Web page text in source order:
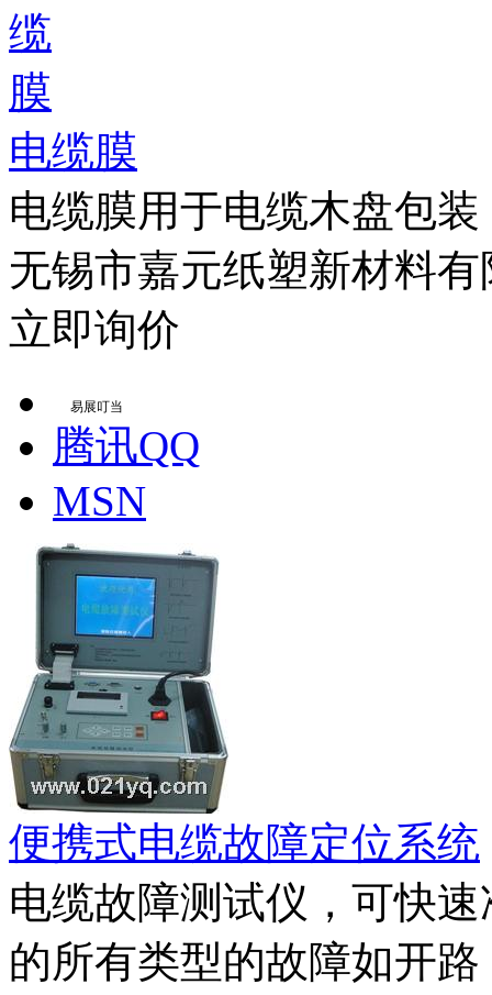
电缆膜
电缆膜用于电缆木盘包
无锡市嘉元纸塑新材料有
立即询价
易展叮当
腾讯QQ
MSN
便携式电缆故障定位系统
电缆故障测试仪，可快
的所有类型的故障如开